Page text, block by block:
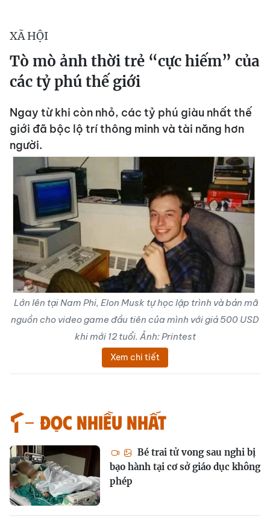
XÃ HỘI
Tò mò ảnh thời trẻ “cực hiếm” của
các tỷ phú thế giới
Ngay từ khi còn nhỏ, các tỷ phú giàu nhất thế
giới đã bộc lộ trí thông minh và tài năng hơn
người.
Lớn lên tại Nam Phi, Elon Musk tự học lập trình và bán mã
nguồn cho video game đầu tiên của mình với giá 500 USD
khi mới 12 tuổi. Ảnh: Printest
Xem chi tiết
Đọc nhiều nhất
Bé trai tử vong sau nghi bị
bạo hành tại cơ sở giáo dục không
phép